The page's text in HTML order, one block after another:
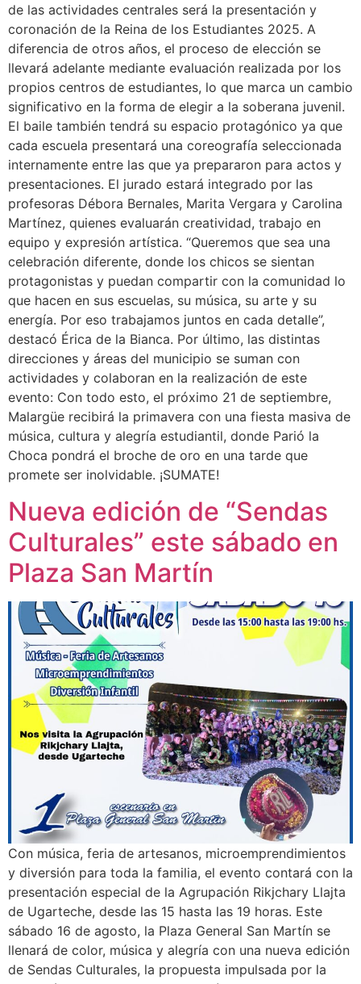
de las actividades centrales será la presentación y
coronación de la Reina de los Estudiantes 2025. A
diferencia de otros años, el proceso de elección se
llevará adelante mediante evaluación realizada por los
propios centros de estudiantes, lo que marca un cambio
significativo en la forma de elegir a la soberana juvenil.
El baile también tendrá su espacio protagónico ya que
cada escuela presentará una coreografía seleccionada
internamente entre las que ya prepararon para actos y
presentaciones. El jurado estará integrado por las
profesoras Débora Bernales, Marita Vergara y Carolina
Martínez, quienes evaluarán creatividad, trabajo en
equipo y expresión artística. “Queremos que sea una
celebración diferente, donde los chicos se sientan
protagonistas y puedan compartir con la comunidad lo
que hacen en sus escuelas, su música, su arte y su
energía. Por eso trabajamos juntos en cada detalle”,
destacó Érica de la Bianca. Por último, las distintas
direcciones y áreas del municipio se suman con
actividades y colaboran en la realización de este
evento: Con todo esto, el próximo 21 de septiembre,
Malargüe recibirá la primavera con una fiesta masiva de
música, cultura y alegría estudiantil, donde Parió la
Choca pondrá el broche de oro en una tarde que
promete ser inolvidable. ¡SUMATE!
Nueva edición de “Sendas
Culturales” este sábado en
Plaza San Martín
Con música, feria de artesanos, microemprendimientos
y diversión para toda la familia, el evento contará con la
presentación especial de la Agrupación Rikjchary Llajta
de Ugarteche, desde las 15 hasta las 19 horas. Este
sábado 16 de agosto, la Plaza General San Martín se
llenará de color, música y alegría con una nueva edición
de Sendas Culturales, la propuesta impulsada por la